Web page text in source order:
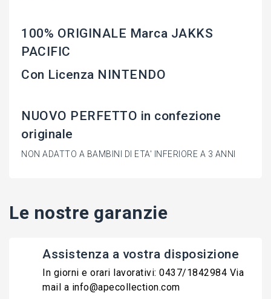
100% ORIGINALE Marca JAKKS
PACIFIC
Con Licenza NINTENDO
NUOVO PERFETTO in confezione
originale
NON ADATTO A BAMBINI DI ETA' INFERIORE A 3 ANNI
Le nostre garanzie
Assistenza a vostra disposizione
In giorni e orari lavorativi: 0437/1842984 Via
mail a info@apecollection.com